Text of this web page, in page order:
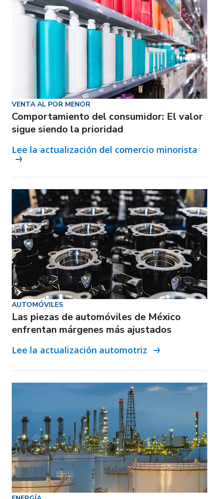
VENTA AL POR MENOR
Comportamiento del consumidor: El valor
sigue siendo la prioridad
Lee la actualización del comercio minorista
AUTOMÓVILES
Las piezas de automóviles de México
enfrentan márgenes más ajustados
Lee la actualización automotriz